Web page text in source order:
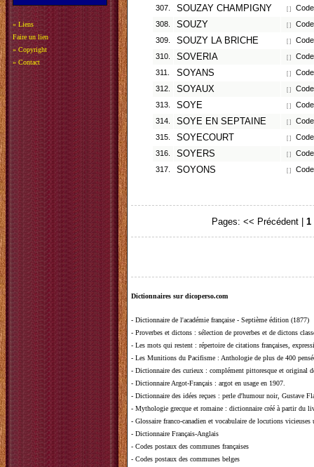
» Liens
Faire un lien
» Copyright
» Contact
307.
SOUZAY CHAMPIGNY [ ]
308.
SOUZY [ ]
309.
SOUZY LA BRICHE [ ]
310.
SOVERIA [ ]
311.
SOYANS [ ]
312.
SOYAUX [ ]
313.
SOYE [ ]
314.
SOYE EN SEPTAINE [ ]
315.
SOYECOURT [ ]
316.
SOYERS [ ]
317.
SOYONS [ ]
Pages: << Précédent| 1
Dictionnaires sur dicoperso.com
- Dictionnaire de l'académie française - Septième édition (1877)
- Proverbes et dictons : sélection de proverbes et de dictons
- Les mots qui restent : répertoire de citations françaises,
- Les Munitions du Pacifisme : Anthologie de plus de 400
- Dictionnaire des curieux : complément pittoresque et original
- Dictionnaire Argot-Français : argot en usage en 1907.
- Dictionnaire des idées reçues : perle d'humour noir, Gustave
- Mythologie grecque et romaine : dictionnaire créé à partir du
- Glossaire franco-canadien et vocabulaire de locutions vicieuses
- Dictionnaire Français-Anglais
- Codes postaux des communes françaises
- Codes postaux des communes belges